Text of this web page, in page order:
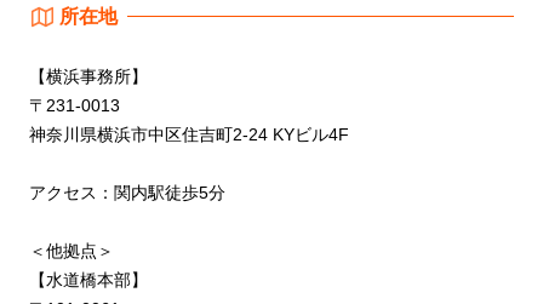
所在地
【横浜事務所】
〒231-0013
神奈川県横浜市中区住吉町2-24 KYビル4F
アクセス：関内駅徒歩5分
＜他拠点＞
【水道橋本部】